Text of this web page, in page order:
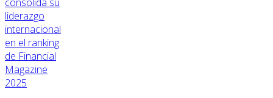
liderazgo
internacional
en el ranking
de Financial
Magazine
2025